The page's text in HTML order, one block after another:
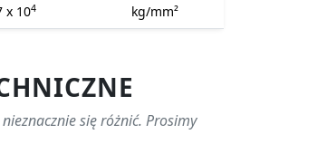
x 104 kg/mm²
się różnić. Prosimy